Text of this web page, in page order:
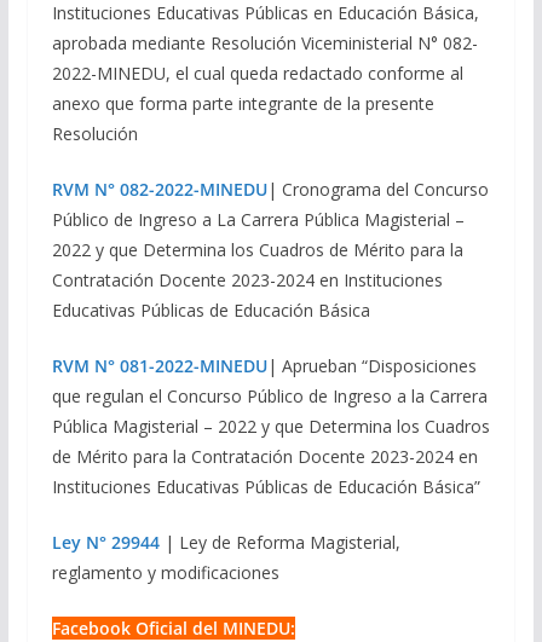
Instituciones Educativas Públicas en Educación Básica,
aprobada mediante Resolución Viceministerial N° 082-
2022-MINEDU, el cual queda redactado conforme al
anexo que forma parte integrante de la presente
Resolución
RVM N° 082-2022-MINEDU| Cronograma del Concurso
Público de Ingreso a La Carrera Pública Magisterial –
2022 y que Determina los Cuadros de Mérito para la
Contratación Docente 2023-2024 en Instituciones
Educativas Públicas de Educación Básica
RVM N° 081-2022-MINEDU| Aprueban “Disposiciones
que regulan el Concurso Público de Ingreso a la Carrera
Pública Magisterial – 2022 y que Determina los Cuadros
de Mérito para la Contratación Docente 2023-2024 en
Instituciones Educativas Públicas de Educación Básica”
Ley N° 29944| Ley de Reforma Magisterial,
reglamento y modificaciones
Facebook Oficial del MINEDU: